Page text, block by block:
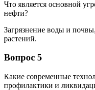
Что является основной
нефти?
Загрязнение воды и
растений.
Вопрос 5
Какие современные
профилактики и